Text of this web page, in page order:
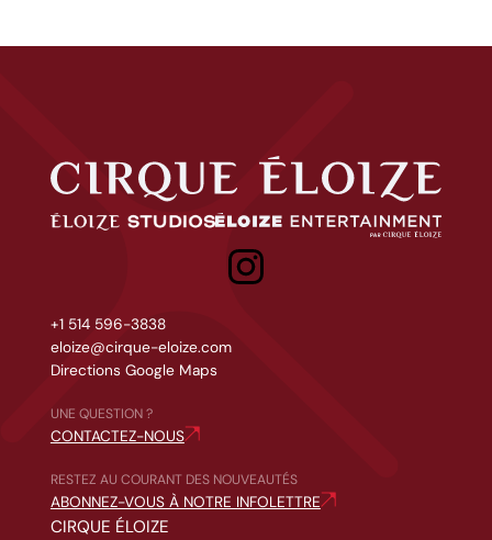
Cirque Éloize
Éloize Studios Eloize entertainment
+1 514 596-3838
eloize@cirque-eloize.com
Directions Google Maps
UNE QUESTION ?
CONTACTEZ-NOUS
RESTEZ AU COURANT DES NOUVEAUTÉS
ABONNEZ-VOUS À NOTRE INFOLETTRE
CIRQUE ÉLOIZE